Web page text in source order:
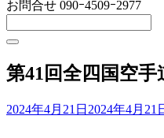
お問合せ 090ｰ4509ｰ2977
第41回全四国空
2024年4月21日 2024年4月21